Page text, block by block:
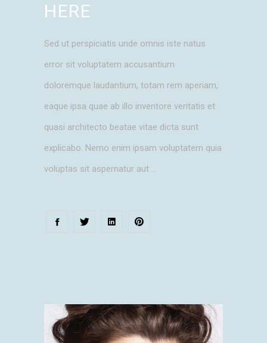
HERE
Sed ut perspiciatis unde omnis iste natus
error sit voluptatem accusantium
doloremque laudantium, totam rem aperiam,
eaque ipsa quae ab illo inventore veritatis et
quasi architecto beatae vitae dicta sunt
explicabo. Nemo enim ipsam voluptatem quia
voluptas sit aspernatur aut